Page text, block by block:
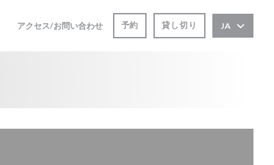
((新しいウィンドウで開きます))
((新しいウィンドウで開きます))
アクセス/お問い合わせ 予約 貸し切り JA